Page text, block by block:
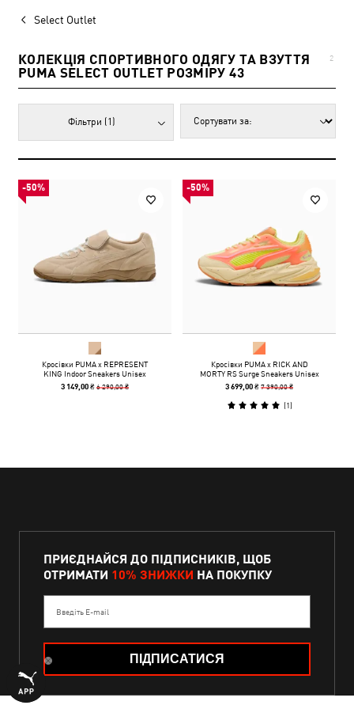
Select Outlet
КОЛЕКЦІЯ СПОРТИВНОГО ОДЯГУ ТА ВЗУТТЯ
PUMA SELECT OUTLET РОЗМІРУ 43
2
Фільтри (1)
-50%
Кросівки PUMA x REPRESENT
KING Indoor Sneakers Unisex
3 149,00 ₴6 290,00 ₴
-50%
Кросівки PUMA x RICK AND
MORTY RS Surge Sneakers Unisex
3 699,00 ₴7 390,00 ₴
(1)
ПРИЄДНАЙСЯ ДО ПІДПИСНИКІВ, ЩОБ
ОТРИМАТИ 10% ЗНИЖКИ НА ПОКУПКУ
Введіть E-mail
ПІДПИСАТИСЯ